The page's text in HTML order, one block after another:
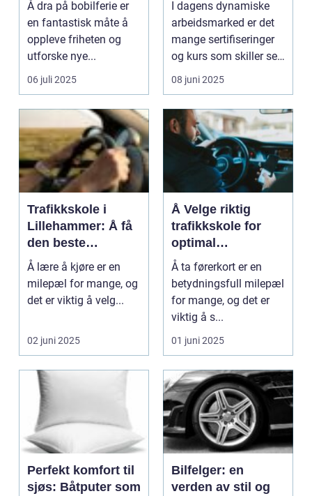
Å dra på bobilferie er
en fantastisk måte å
oppleve friheten og
utforske nye...
06 juli 2025
I dagens dynamiske
arbeidsmarked er det
mange sertifiseringer
og kurs som skiller seg
ut, men truckf...
08 juni 2025
Trafikkskole i
Lillehammer: Å få
den beste
opplæringen
Å lære å kjøre er en
milepæl for mange, og
det er viktig å velg...
02 juni 2025
Å Velge riktig
trafikkskole for
optimal
kjøreopplæring
Å ta førerkort er en
betydningsfull milepæl
for mange, og det er
viktig å s...
01 juni 2025
Perfekt komfort til
sjøs: Båtputer som
Bilfelger: en
verden av stil og